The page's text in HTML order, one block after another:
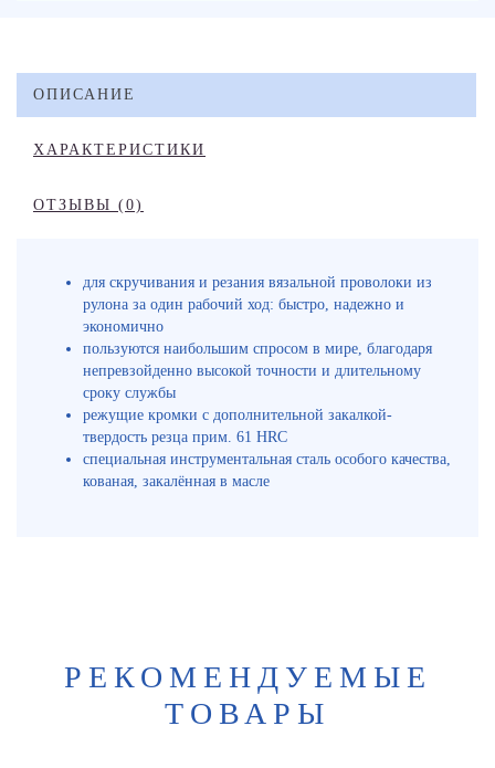
ОПИСАНИЕ
ХАРАКТЕРИСТИКИ
ОТЗЫВЫ (0)
для скручивания и резания вязальной проволоки из
рулона за один рабочий ход: быстро, надежно и
экономично
пользуются наибольшим спросом в мире, благодаря
непревзойденно высокой точности и длительному
сроку службы
режущие кромки с дополнительной закалкой-
твердость резца прим. 61 HRC
специальная инструментальная сталь особого качества,
кованая, закалённая в масле
РЕКОМЕНДУЕМЫЕ
ТОВАРЫ